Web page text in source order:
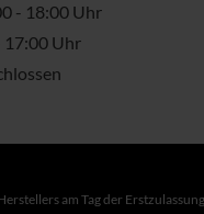
- 18:00 Uhr
17:00 Uhr
am Tag der